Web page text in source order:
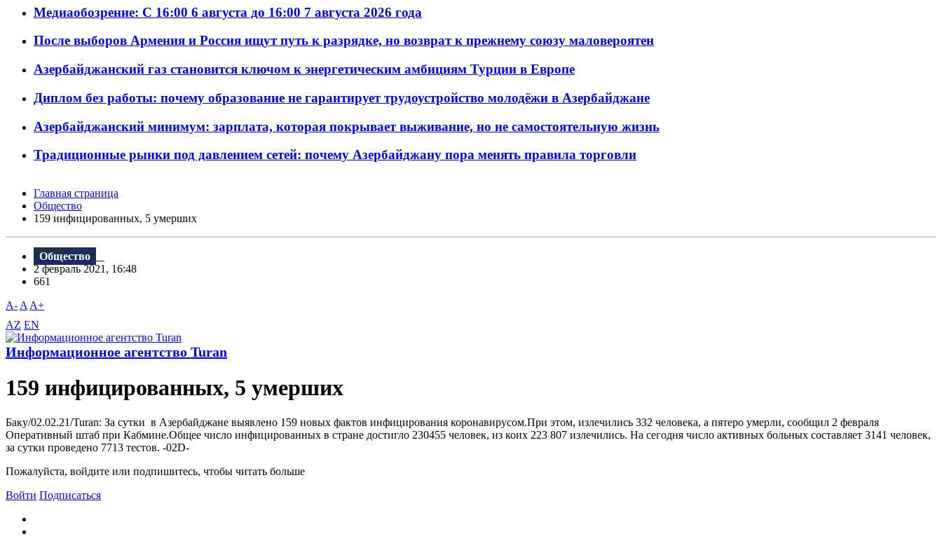
Медиаобозрение: С 16:00 6 августа до 16:00 7 августа 2026 года
После выборов Армения и Россия ищут путь к разрядке, но возврат к прежнему союзу маловероятен
Азербайджанский газ становится ключом к энергетическим амбициям Турции в Европе
Диплом без работы: почему образование не гарантирует трудоустройство молодёжи в Азербайджане
Азербайджанский минимум: зарплата, которая покрывает выживание, но не самостоятельную жизнь
Традиционные рынки под давлением сетей: почему Азербайджану пора менять правила торговли
Главная страница
Общество
159 инфицированных, 5 умерших
Общество
2 февраль 2021, 16:48
661
A- A A+
AZ EN
Информационное агентство Turan
159 инфицированных, 5 умерших
Баку/02.02.21/Turan: За сутки в Азербайджане выявлено 159 новых фактов инфицирования коронавирусом.При этом, излечились 332 человека, а пятеро умерли, сообщил 2 февраля
Оперативный штаб при Кабмине.Общее число инфицированных в стране достигло 230455 человек, из коих 223 807 излечились. На сегодня число активных больных составляет 3141 человек,
за сутки проведено 7713 тестов. -02D-
Пожалуйста, войдите или подпишитесь, чтобы читать больше
Войти Подписаться